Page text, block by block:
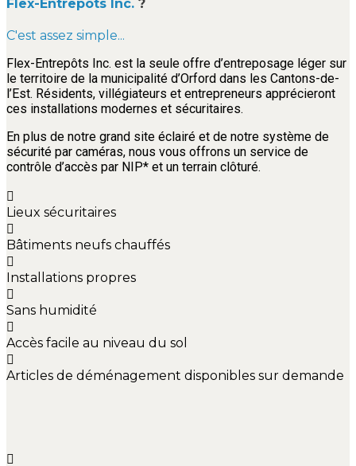
Flex-Entrepôts Inc. ?
C'est assez simple...
Flex-Entrepôts Inc. est la seule offre d’entreposage léger sur
le territoire de la municipalité d’Orford dans les Cantons-de-
l’Est. Résidents, villégiateurs et entrepreneurs apprécieront
ces installations modernes et sécuritaires.
En plus de notre grand site éclairé et de notre système de
sécurité par caméras, nous vous offrons un service de
contrôle d’accès par NIP* et un terrain clôturé.
Lieux sécuritaires
Bâtiments neufs chauffés
Installations propres
Sans humidité
Accès facile au niveau du sol
Articles de déménagement disponibles sur demande